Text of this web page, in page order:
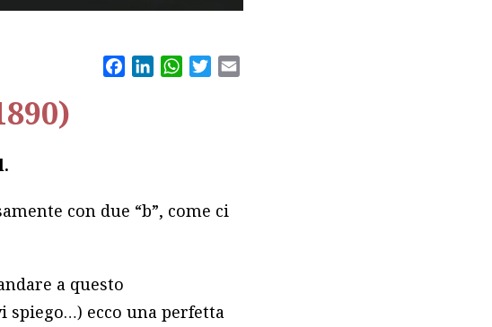
FacebookLinkedInWhatsApp
Twitter
con due “b”, come ci
a questo
ecco una perfetta